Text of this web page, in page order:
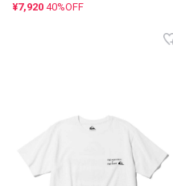
¥7,920 40%OFF